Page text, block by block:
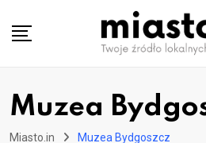
Muzea
Miasto.in Muzea Bydgoszcz